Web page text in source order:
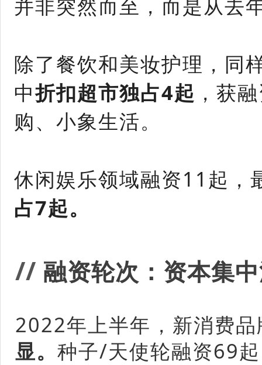
并非突然而至，而是从去
除了餐饮和美妆护理，同
中折扣超市独占4起 ，获
购、小象生活。
休闲娱乐领域融资11起，
占7起。
// 融资轮次：资本集
2022年上半年，新消费
显。 种子/天使轮融资69